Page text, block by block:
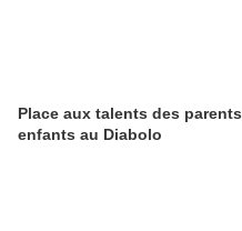
Place aux talents des parents et
enfants au Diabolo